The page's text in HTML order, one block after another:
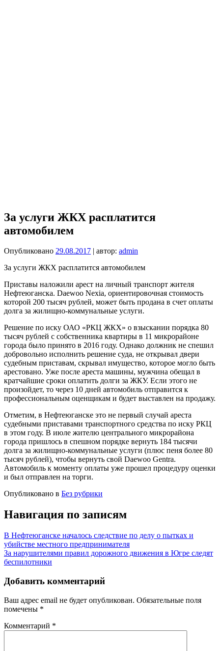
За услуги ЖКХ расплатится
автомобилем
Опубликовано 29.08.2017 | автор: admin
За услуги ЖКХ расплатится автомобилем
Приставы наложили арест на личный транспорт жителя
Нефтеюганска. Daewoo Nexia, ориентировочная стоимость
которой 200 тысяч рублей, может быть продана в счет оплаты
долга за жилищно-коммунальные услуги.
Решение по иску ОАО «РКЦ ЖКХ» о взыскании порядка 80
тысяч рублей с собственника квартиры в 11 микрорайоне
города было принято в 2016 году. Однако должник не спешил
добровольно исполнить решение суда, не открывал двери
судебным приставам, скрывал имущество, которое могло быть
арестовано. Уже после ареста машины, мужчина обещал в
кратчайшие сроки оплатить долги за ЖКУ. Если этого не
произойдет, то через 10 дней автомобиль отправится к
профессиональным оценщикам и будет выставлен на продажу.
Отметим, в Нефтеюганске это не первый случай ареста
судебными приставами транспортного средства по иску РКЦ
в этом году. В июле жителю центрального микрорайона
города пришлось в спешном порядке вернуть 184 тысячи
долга за жилищно-коммунальные услуги (плюс пеня более 80
тысяч рублей), чтобы вернуть свой Daewoo Gentra.
Автомобиль к моменту оплаты уже прошел процедуру оценки
и был отправлен на торги.
Опубликовано в Без рубрики
Навигация по записям
В Нефтеюганске началось следствие по делу о пытках и
убийстве местного предпринимателя
За нарушителями правил дорожного движения в Югре следят
беспилотники
Добавить комментарий
Ваш адрес email не будет опубликован. Обязательные поля
помечены *
Комментарий *